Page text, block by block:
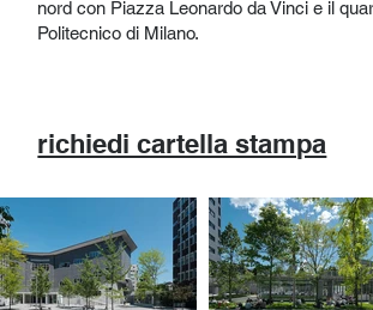
nord con Piazza Leonardo da Vinci e il
Politecnico di Milano.
richiedi cartella stampa